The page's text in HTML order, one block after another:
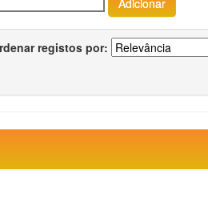
registos por: